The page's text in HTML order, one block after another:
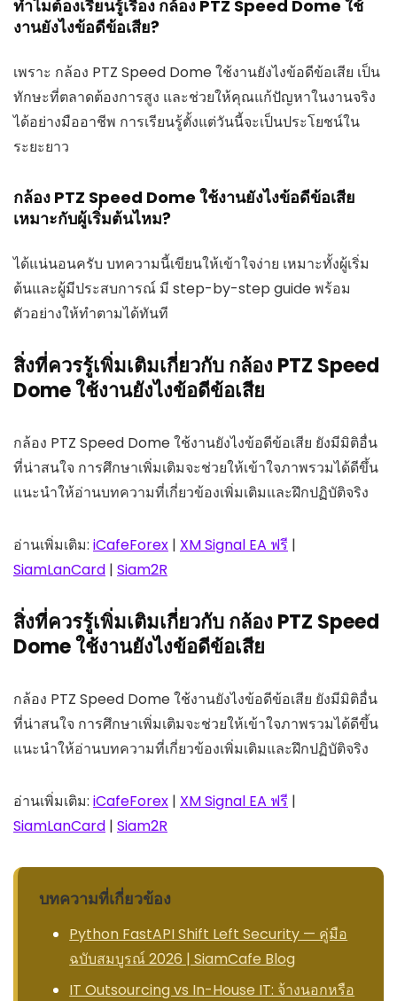
ทำไมต้องเรียนรู้เรื่อง กล้อง PTZ Speed Dome ใช้
งานยังไงข้อดีข้อเสีย?
เพราะ กล้อง PTZ Speed Dome ใช้งานยังไงข้อดีข้อเสีย เป็น
ทักษะที่ตลาดต้องการสูง และช่วยให้คุณแก้ปัญหาในงานจริง
ได้อย่างมืออาชีพ การเรียนรู้ตั้งแต่วันนี้จะเป็นประโยชน์ใน
ระยะยาว
กล้อง PTZ Speed Dome ใช้งานยังไงข้อดีข้อเสีย
เหมาะกับผู้เริ่มต้นไหม?
ได้แน่นอนครับ บทความนี้เขียนให้เข้าใจง่าย เหมาะทั้งผู้เริ่ม
ต้นและผู้มีประสบการณ์ มี step-by-step guide พร้อม
ตัวอย่างให้ทำตามได้ทันที
สิ่งที่ควรรู้เพิ่มเติมเกี่ยวกับ กล้อง PTZ Speed
Dome ใช้งานยังไงข้อดีข้อเสีย
กล้อง PTZ Speed Dome ใช้งานยังไงข้อดีข้อเสีย ยังมีมิติอื่น
ที่น่าสนใจ การศึกษาเพิ่มเติมจะช่วยให้เข้าใจภาพรวมได้ดีขึ้น
แนะนำให้อ่านบทความที่เกี่ยวข้องเพิ่มเติมและฝึกปฏิบัติจริง
อ่านเพิ่มเติม: iCafeForex | XM Signal EA ฟรี |
SiamLanCard | Siam2R
สิ่งที่ควรรู้เพิ่มเติมเกี่ยวกับ กล้อง PTZ Speed
Dome ใช้งานยังไงข้อดีข้อเสีย
กล้อง PTZ Speed Dome ใช้งานยังไงข้อดีข้อเสีย ยังมีมิติอื่น
ที่น่าสนใจ การศึกษาเพิ่มเติมจะช่วยให้เข้าใจภาพรวมได้ดีขึ้น
แนะนำให้อ่านบทความที่เกี่ยวข้องเพิ่มเติมและฝึกปฏิบัติจริง
อ่านเพิ่มเติม: iCafeForex | XM Signal EA ฟรี |
SiamLanCard | Siam2R
บทความที่เกี่ยวข้อง
Python FastAPI Shift Left Security — คู่มือ
ฉบับสมบูรณ์ 2026 | SiamCafe Blog
IT Outsourcing vs In-House IT: จ้างนอกหรือ